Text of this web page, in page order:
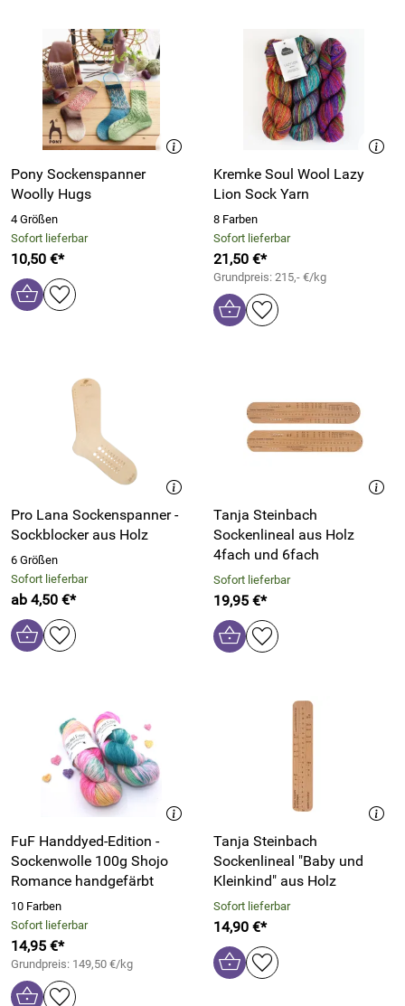
Pony Sockenspanner
Woolly Hugs
4 Größen
Sofort lieferbar
10,50 €*
Kremke Soul Wool Lazy
Lion Sock Yarn
8 Farben
Sofort lieferbar
21,50 €*
Grundpreis: 215,- €/kg
Pro Lana Sockenspanner -
Sockblocker aus Holz
6 Größen
Sofort lieferbar
ab 4,50 €*
Tanja Steinbach
Sockenlineal aus Holz
4fach und 6fach
Sofort lieferbar
19,95 €*
FuF Handdyed-Edition -
Sockenwolle 100g Shojo
Romance handgefärbt
10 Farben
Sofort lieferbar
14,95 €*
Grundpreis: 149,50 €/kg
Tanja Steinbach
Sockenlineal "Baby und
Kleinkind" aus Holz
Sofort lieferbar
14,90 €*